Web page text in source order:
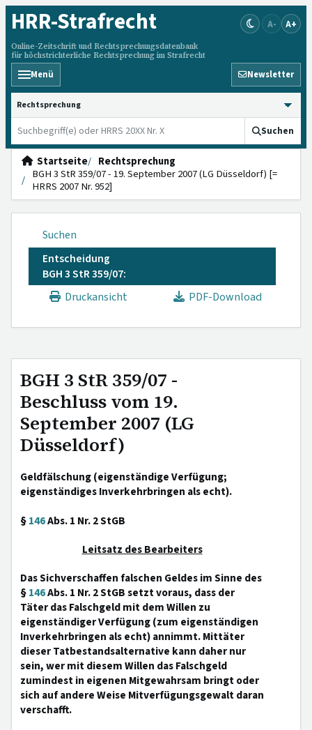
HRR-Strafrecht
Online-Zeitschrift und Rechtsprechungsdatenbank
für höchstrichterliche Rechtsprechung im Strafrecht
A- A+
Menü Newsletter
HRRS durchsuchen
Suchen
Startseite
Rechtsprechung
BGH 3 StR 359/07 - 19. September 2007 (LG Düsseldorf) [=
HRRS 2007 Nr. 952]
Suchen
Entscheidung
BGH 3 StR 359/07:
Druckansicht
PDF-Download
BGH 3 StR 359/07 -
Beschluss vom 19.
September 2007 (LG
Düsseldorf)
Geldfälschung (eigenständige Verfügung;
eigenständiges Inverkehrbringen als echt).
§146Abs. 1 Nr. 2 StGB
Leitsatz des Bearbeiters
Das Sichverschaffen falschen Geldes im Sinne des
§146Abs. 1 Nr. 2 StGB setzt voraus, dass der
Täter das Falschgeld mit dem Willen zu
eigenständiger Verfügung (zum eigenständigen
Inverkehrbringen als echt) annimmt. Mittäter
dieser Tatbestandsalternative kann daher nur
sein, wer mit diesem Willen das Falschgeld
zumindest in eigenen Mitgewahrsam bringt oder
sich auf andere Weise Mitverfügungsgewalt daran
verschafft.